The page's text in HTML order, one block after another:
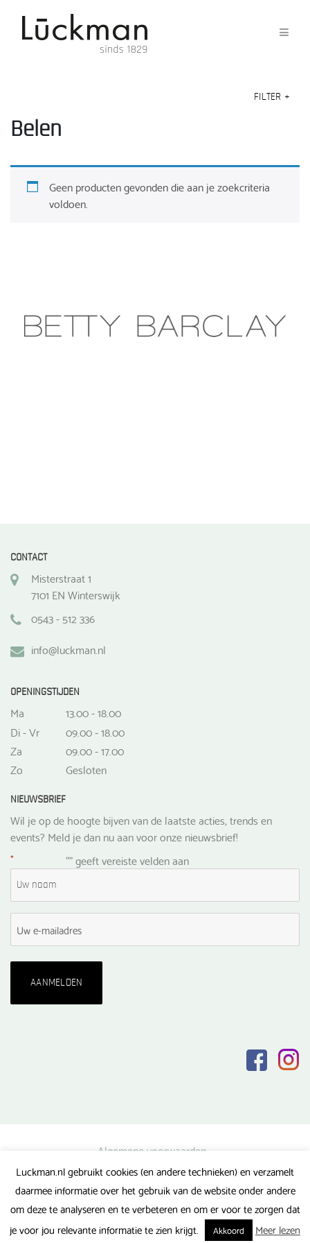
FILTER +
Belen
Geen producten gevonden die aan je zoekcriteria
voldoen.
CONTACT
Misterstraat 1
7101 EN Winterswijk
0543 - 512 336
info@luckman.nl
OPENINGSTIJDEN
Ma
13.00 - 18.00
Di - Vr
09.00 - 18.00
Za
09.00 - 17.00
Zo
Gesloten
NIEUWSBRIEF
Wil je op de hoogte bijven van de laatste acties, trends en
events? Meld je dan nu aan voor onze nieuwsbrief!
"
* " geeft vereiste velden aan
Algemene voorwaarden
Privacy verklaring
Veel gestelde vragen
Luckman.nl gebruikt cookies (en andere technieken) en verzamelt
daarmee informatie over het gebruik van de website onder andere
om deze te analyseren en te verbeteren en om er voor te zorgen dat
je voor jou relevante informatie te zien krijgt.
Akkoord Meer lezen